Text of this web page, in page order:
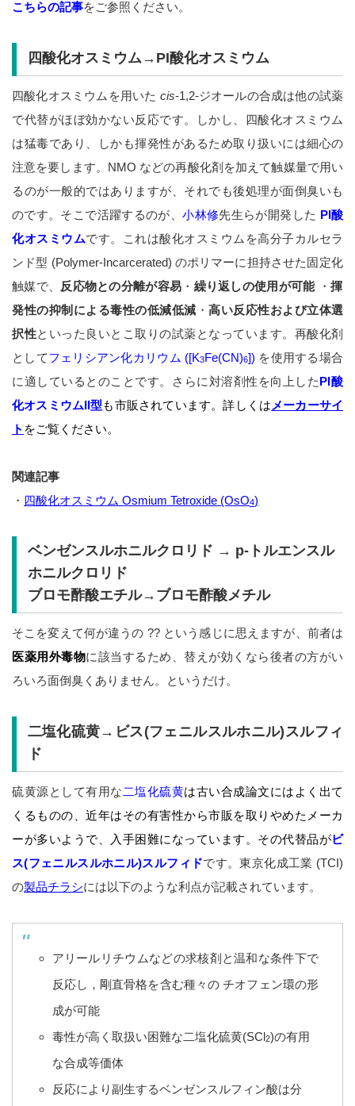
こちらの記事をご参照ください。
四酸化オスミウム→PI酸化オスミウム
四酸化オスミウムを用いた cis-1,2-ジオールの合成は他の試薬
で代替がほぼ効かない反応です。しかし、四酸化オスミウム
は猛毒であり、しかも揮発性があるため取り扱いには細心の
注意を要します。NMO などの再酸化剤を加えて触媒量で用い
るのが一般的ではありますが、それでも後処理が面倒臭いも
のです。そこで活躍するのが、小林修先生らが開発した PI酸
化オスミウムです。これは酸化オスミウムを高分子カルセラ
ンド型 (Polymer-Incarcerated) のポリマーに担持させた固定化
触媒で、
反応物との分離が容易 ・ 繰り返しの使用が可能・揮
発性の抑制による毒性の低減低減 ・ 高い反応性および立体選
択性といった良いとこ取りの試薬となっています。再酸化剤
としてフェリシアン化カリウム ([K3Fe(CN)6]) を使用する場合
に適しているとのことです。さらに対溶剤性を向上したPI酸
化オスミウムII型も市販されています。詳しくは メーカーサイ
ト をご覧ください。
関連記事
・ 四酸化オスミウム Osmium Tetroxide (OsO4)
ベンゼンスルホニルクロリド → p-トルエンスル
ホニルクロリド
ブロモ酢酸エチル→ブロモ酢酸メチル
そこを変えて何が違うの ?? という感じに思えますが、前者は
医薬用外毒物に該当するため、替えが効くなら後者の方がい
ろいろ面倒臭くありません。というだけ。
二塩化硫黄→ビス(フェニルスルホニル)スルフィ
ド
硫黄源として有用な 二塩化硫黄は古い合成論文にはよく出て
くるものの、近年はその有害性から市販を取りやめたメーカ
ーが多いようで、入手困難になっています。その代替品がビ
ス(フェニルスルホニル)スルフィドです。東京化成工業 (TCI)
の製品チラシには以下のような利点が記載されています。
アリールリチウムなどの求核剤と温和な条件下で
反応し，剛直骨格を含む種々の チオフェン環の形
成が可能
毒性が高く取扱い困難な二塩化硫黄(SCl2)の有用
な合成等価体
反応により副生するベンゼンスルフィン酸は分